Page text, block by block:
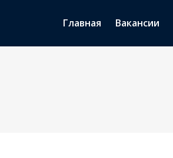
Главная Вакансии